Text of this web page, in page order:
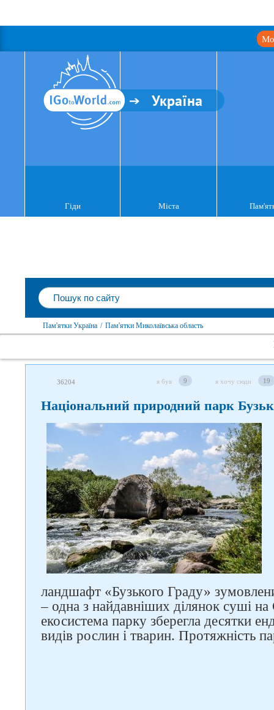
Україна
Гіди Міста
Пам'ятки Україна / Пам'ятки Миколаївська область
36204 я був 9 я хочу сюди 19
Національний природний парк
ландшафт «Бузького Граду»
– одна з найдавніших ділянок суші на
екосистема парку зберегла десятки
видів рослин і тварин. Протяжність